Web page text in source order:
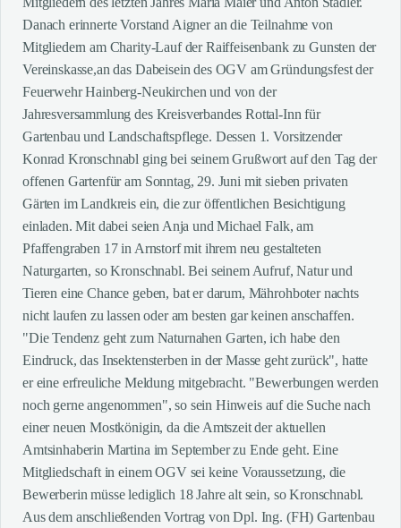
Danach erinnerte Vorstand Aigner an die Teilnahme von
Mitgliedern am Charity-Lauf der Raiffeisenbank zu Gunsten der
Vereinskasse,an das Dabeisein des OGV am Gründungsfest der
Feuerwehr Hainberg-Neukirchen und von der
Jahresversammlung des Kreisverbandes Rottal-Inn für
Gartenbau und Landschaftspflege. Dessen 1. Vorsitzender
Konrad Kronschnabl ging bei seinem Grußwort auf den Tag der
offenen Gartenfür am Sonntag, 29. Juni mit sieben privaten
Gärten im Landkreis ein, die zur öffentlichen Besichtigung
einladen. Mit dabei seien Anja und Michael Falk, am
Pfaffengraben 17 in Arnstorf mit ihrem neu gestalteten
Naturgarten, so Kronschnabl. Bei seinem Aufruf, Natur und
Tieren eine Chance geben, bat er darum, Mährohboter nachts
nicht laufen zu lassen oder am besten gar keinen anschaffen.
"Die Tendenz geht zum Naturnahen Garten, ich habe den
Eindruck, das Insektensterben in der Masse geht zurück", hatte
er eine erfreuliche Meldung mitgebracht. "Bewerbungen werden
noch gerne angenommen", so sein Hinweis auf die Suche nach
einer neuen Mostkönigin, da die Amtszeit der aktuellen
Amtsinhaberin Martina im September zu Ende geht. Eine
Mitgliedschaft in einem OGV sei keine Voraussetzung, die
Bewerberin müsse lediglich 18 Jahre alt sein, so Kronschnabl.
Aus dem anschließenden Vortrag von Dpl. Ing. (FH) Gartenbau